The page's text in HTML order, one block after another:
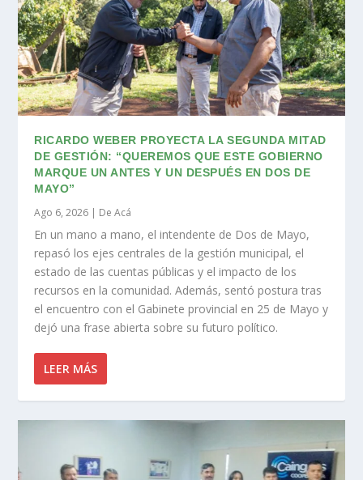
RICARDO WEBER PROYECTA LA SEGUNDA MITAD
DE GESTIÓN: “QUEREMOS QUE ESTE GOBIERNO
MARQUE UN ANTES Y UN DESPUÉS EN DOS DE
MAYO”
Ago 6, 2026 | De Acá
En un mano a mano, el intendente de Dos de Mayo,
repasó los ejes centrales de la gestión municipal, el
estado de las cuentas públicas y el impacto de los
recursos en la comunidad. Además, sentó postura tras
el encuentro con el Gabinete provincial en 25 de Mayo y
dejó una frase abierta sobre su futuro político.
LEER MÁS